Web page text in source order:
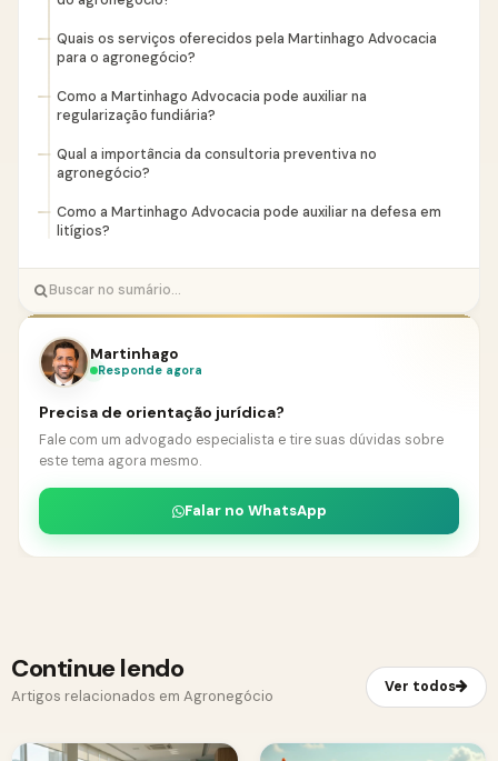
Quais os serviços oferecidos pela Martinhago Advocacia
para o agronegócio?
Como a Martinhago Advocacia pode auxiliar na
regularização fundiária?
Qual a importância da consultoria preventiva no
agronegócio?
Como a Martinhago Advocacia pode auxiliar na defesa em
litígios?
Martinhago
Responde agora
Precisa de orientação jurídica?
Fale com um advogado especialista e tire suas dúvidas sobre
este tema agora mesmo.
Falar no WhatsApp
Continue lendo
Artigos relacionados em Agronegócio
Ver todos